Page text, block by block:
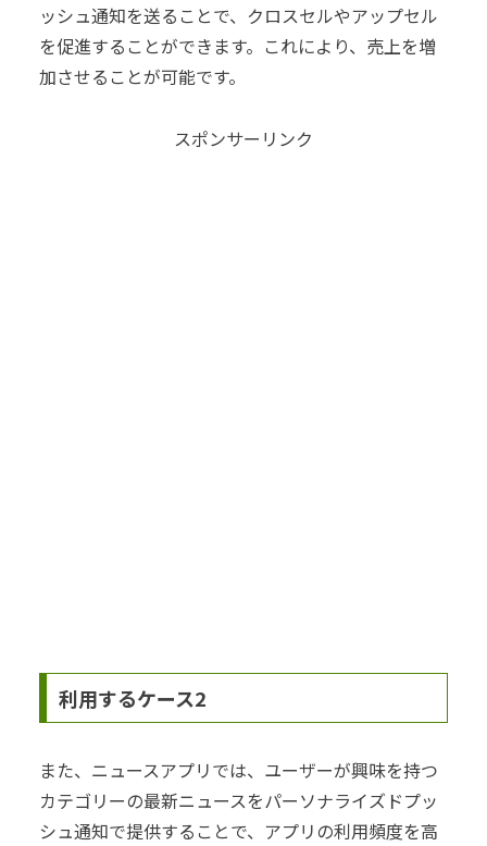
ッシュ通知を送ることで、クロスセルやアップセル
を促進することができます。これにより、売上を増
加させることが可能です。
スポンサーリンク
利用するケース2
また、ニュースアプリでは、ユーザーが興味を持つ
カテゴリーの最新ニュースをパーソナライズドプッ
シュ通知で提供することで、アプリの利用頻度を高